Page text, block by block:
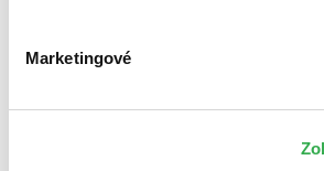
Marketingové
Bestsellery
Top hodnotené
Najdrahšie